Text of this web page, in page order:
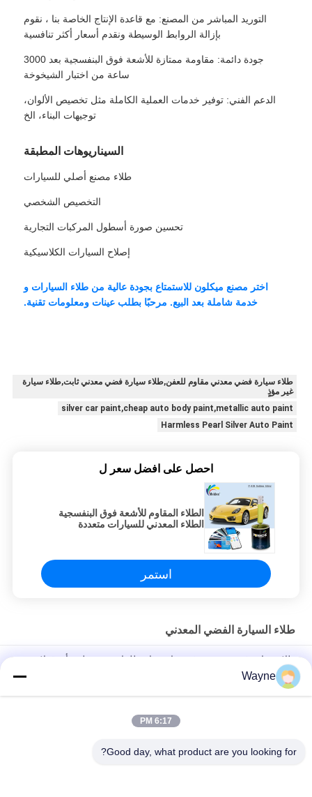
التوريد المباشر من المصنع: مع قاعدة الإنتاج الخاصة بنا ، نقوم
بإزالة الروابط الوسيطة ونقدم أسعار أكثر تنافسية
جودة دائمة: مقاومة ممتازة للأشعة فوق البنفسجية بعد 3000
ساعة من اختبار الشيخوخة
الدعم الفني: توفير خدمات العملية الكاملة مثل تخصيص الألوان،
توجيهات البناء، الخ
السيناريوهات المطبقة
طلاء مصنع أصلي للسيارات
التخصيص الشخصي
تحسين صورة أسطول المركبات التجارية
إصلاح السيارات الكلاسيكية
اختر مصنع ميكلون للاستمتاع بجودة عالية من طلاء السيارات و
خدمة شاملة بعد البيع. مرحبًا بطلب عينات ومعلومات تقنية.
طلاء سيارة فضي معدني مقاوم للعفن,طلاء سيارة فضي معدني ثابت,طلاء سيارة
غير مؤذٍ
silver car paint,cheap auto body paint,metallic auto paint
Harmless Pearl Silver Auto Paint
احصل على افضل سعر ل
الطلاء المقاوم للأشعة فوق البنفسجية
الطلاء المعدني للسيارات متعددة
استمر
طلاء السيارة الفضي المعدني
طلاء سيارة فضي معدني غير سام مقاوم للماء مستقر لون أزرق لامع
طلاء سيارات أحمر برتقالية دائمة المقاومة للحرارة طلاء سبرايز معدني
عديم الرائحة للسيارات
معاد للرطوبة الفضية المعدنية طلاء السيارة القاعدة المعادية للأشعة
Wayne
6:17 PM
Good day, what product are you looking for?